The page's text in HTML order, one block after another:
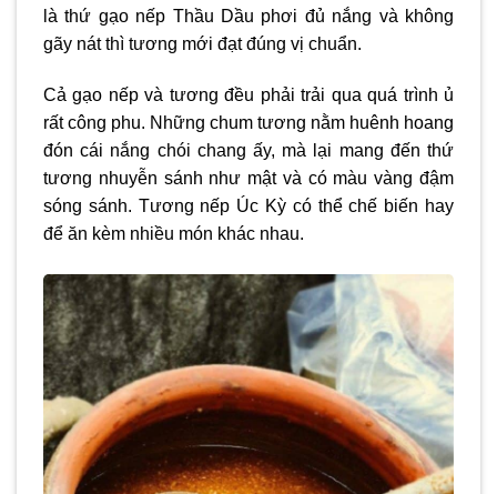
là thứ gạo nếp Thầu Dầu phơi đủ nắng và không
gãy nát thì tương mới đạt đúng vị chuẩn.
Cả gạo nếp và tương đều phải trải qua quá trình ủ
rất công phu. Những chum tương nằm huênh hoang
đón cái nắng chói chang ấy, mà lại mang đến thứ
tương nhuyễn sánh như mật và có màu vàng đậm
sóng sánh. Tương nếp Úc Kỳ có thể chế biến hay
để ăn kèm nhiều món khác nhau.